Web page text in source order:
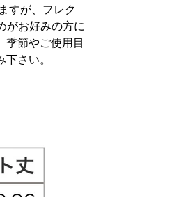
すが、フレク
がお好みの方に
季節やご使用目
さい。